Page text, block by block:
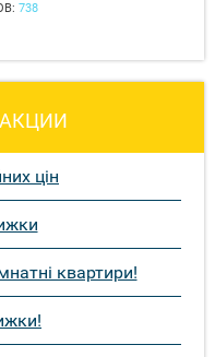
738
цін
квартири!